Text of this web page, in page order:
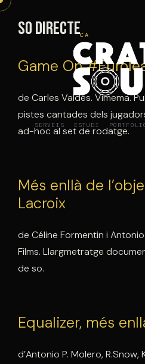
Vés
SERVEIS ESTUDI
CA
So directe
Game On
de Carles Valdés. Vimema.
pistes cantades dels
ad-hoc al set de rodatge.
Més enllà de
Lacroix
de Céline Formentin i
Films. Llargmetratge
de so.
Equalizer, més
d’Antonio P. Molero, R.Snow,